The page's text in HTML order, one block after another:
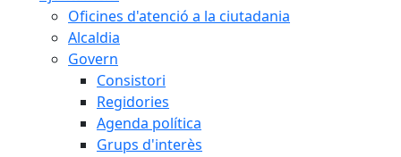
Oficines d'atenció a la ciutadania
Alcaldia
Govern
Consistori
Regidories
Agenda política
Grups d'interès